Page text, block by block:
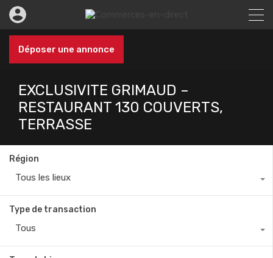
Déposer une annonce
EXCLUSIVITE GRIMAUD –
RESTAURANT 130 COUVERTS,
TERRASSE
Région
Tous les lieux
Type de transaction
Tous